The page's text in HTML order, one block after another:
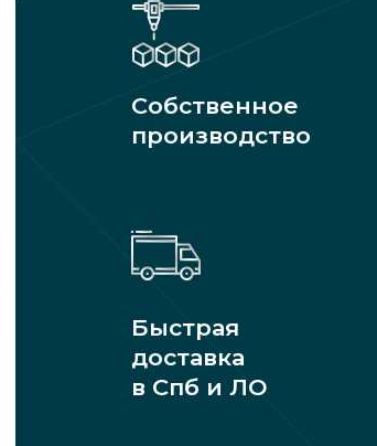
Собственное
производство
Быстрая
доставка
в Спб и ЛО